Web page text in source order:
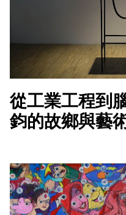
從工業工程到
鈞的故鄉與藝